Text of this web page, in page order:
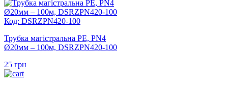
Код: DSRZPN420-100
Трубка магістральна PE, PN4
Ø20мм – 100м, DSRZPN420-100
25 грн